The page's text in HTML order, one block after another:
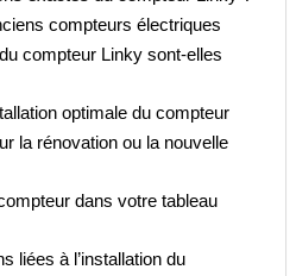
compteurs électriques
compteur Linky sont-elles
optimale du compteur
la rénovation ou la nouvelle
dans votre tableau
liées à l’installation du